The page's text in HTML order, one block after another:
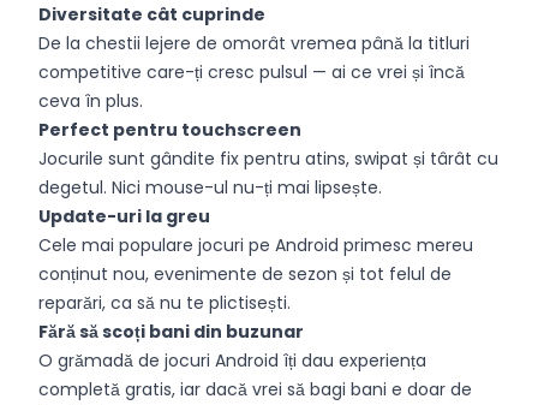
Diversitate cât cuprinde
De la chestii lejere de omorât vremea până la titluri
competitive care-ți cresc pulsul — ai ce vrei și încă
ceva în plus.
Perfect pentru touchscreen
Jocurile sunt gândite fix pentru atins, swipat și târât cu
degetul. Nici mouse-ul nu-ți mai lipsește.
Update-uri la greu
Cele mai populare jocuri pe Android primesc mereu
conținut nou, evenimente de sezon și tot felul de
reparări, ca să nu te plictisești.
Fără să scoți bani din buzunar
O grămadă de jocuri Android îți dau experiența
completă gratis, iar dacă vrei să bagi bani e doar de